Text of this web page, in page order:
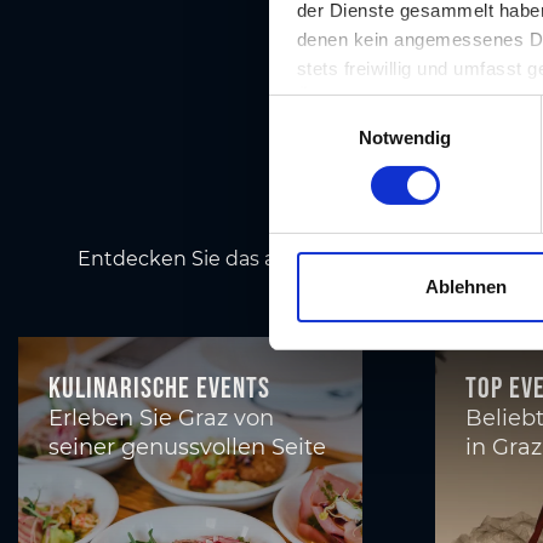
der Dienste gesammelt
denen kein angemessenes
stets freiwillig und umfasst
Übermittlungen an
unserer Website nicht
l
g
n
g
s
a
u
Notwendig
Ablehnen
Entdecken Sie das abwechslungsreiche
Kulinarische Events
Erleben Sie Graz von
seiner genussvollen Seite
Top
in Graz